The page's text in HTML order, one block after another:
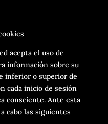
acepta el uso de
información sobre su
inferior o superior de
cada inicio de sesión
consciente. Ante esta
cabo las siguientes